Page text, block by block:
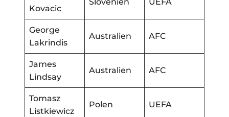
Kovacic
George
Lakrindis
Australien AFC
James
Lindsay
Australien AFC
Tomasz
Listkiewicz
Polen UEFA